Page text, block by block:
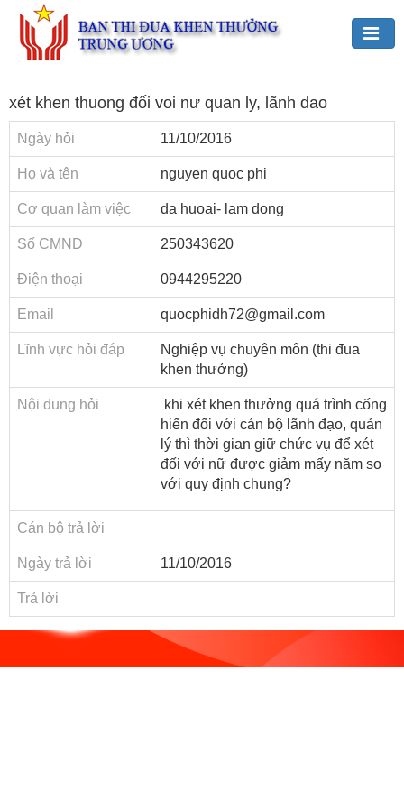
Bác
Hồ
với
TĐKT
Giới
thiệu
chung
Hoạt
động
Ban
Trung
ương
thức
khen
thưởng
Các
xét khen thuong đối voi nư quan ly, lãnh dao
Ngày hỏi 11/10/2016
Họ và tên nguyen quoc phi
Cơ quan làm việc da huoai- lam dong
Số CMND 250343620
Điện thoại 0944295220
Email quocphidh72@gmail.com
Lĩnh vực hỏi đáp
Nghiệp vụ chuyên môn (thi đua
khen thưởng)
Nội dung hỏi
khi xét khen thưởng quá trình cống
hiến đối với cán bộ lãnh đạo, quản
lý thì thời gian giữ chức vụ để xét
đối với nữ được giảm mấy năm so
với quy định chung?
Cán bộ trả lời
Ngày trả lời 11/10/2016
Trả lời